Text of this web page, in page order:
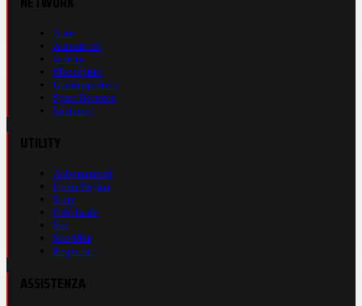
Auto
Autosprint
Inmoto
Motosprint
Guerinsportivo
Sport Network
Fantacup
Abbonamenti
Prima Pagina
Store
Pubblicità
Rss
Site Map
Registrati